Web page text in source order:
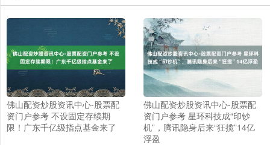
佛山配资炒股资讯中心-股票配
资门户参考 不设固定存续期
限！广东千亿级指点基金来了
佛山配资炒股资讯中心-股票配
资门户参考 星环科技成“印钞
机”，腾讯隐身后来“狂揽”14亿
浮盈